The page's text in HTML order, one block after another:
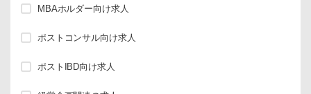
MBAホルダー向け求人
ポストコンサル向け求人
ポストIBD向け求人